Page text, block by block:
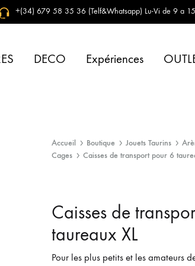
+(34) 679 58 35 36 (Telf&Whatsapp) Lu-Vi de 9 a
DECO Expériences
Accueil Boutique Jouets Taurins
Cages
Caisses de transport pour 6
Caisses de
taureaux XL
Pour les plus petits et les amateurs